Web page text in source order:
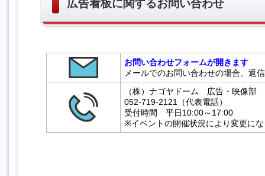
広告看板に関するお問い合わせ
お問い合わせフォームが開きます
メールでのお問い合わせの場合、返
（株）ナゴヤドーム 広告・映像部
052-719-2121（代表電話）
受付時間 平日10:00～17:00
※イベントの開催状況により変更に